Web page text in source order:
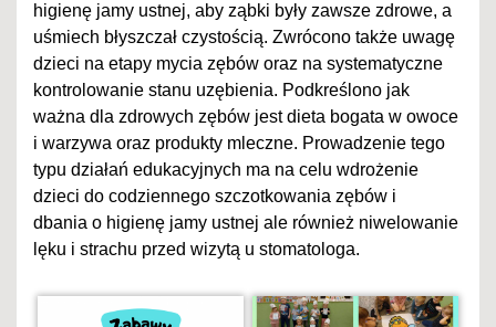
higienę jamy ustnej, aby ząbki były zawsze zdrowe, a
uśmiech błyszczał czystością. Zwrócono także uwagę
dzieci na etapy mycia zębów oraz na systematyczne
kontrolowanie stanu uzębienia. Podkreślono jak
ważna dla zdrowych zębów jest dieta bogata w owoce
i warzywa oraz produkty mleczne. Prowadzenie tego
typu działań edukacyjnych ma na celu wdrożenie
dzieci do codziennego szczotkowania zębów i
dbania o higienę jamy ustnej ale również niwelowanie
lęku i strachu przed wizytą u stomatologa.